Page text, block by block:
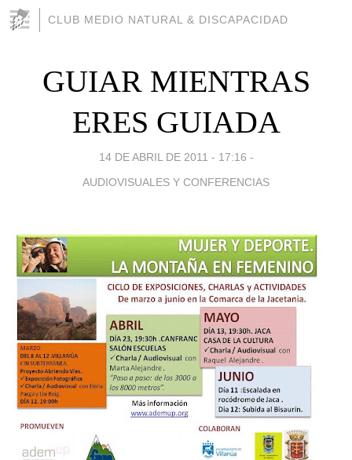
CLUB MEDIO NATURAL & DISCAPACIDAD
GUIAR MIENTRAS
ERES GUIADA
14 DE ABRIL DE 2011 - 17:16 -
AUDIOVISUALES Y CONFERENCIAS